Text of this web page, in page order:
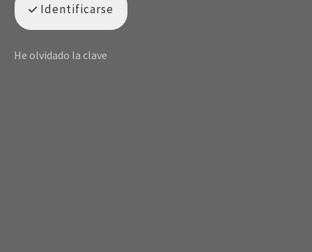
Identificarse
He olvidado la clave